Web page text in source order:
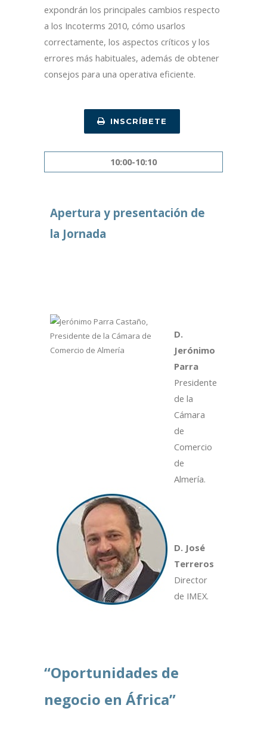
expondrán los principales cambios respecto
a los Incoterms 2010, cómo usarlos
correctamente, los aspectos críticos y los
errores más habituales, además de obtener
consejos para una operativa eficiente.
INSCRÍBETE
10:00-10:10
Apertura y presentación de
la Jornada
D.
Jerónimo
Parra
Presidente
de la
Cámara
de
Comercio
de
Almería.
D. José
Terreros
Director
de IMEX.
“Oportunidades de
negocio en África”